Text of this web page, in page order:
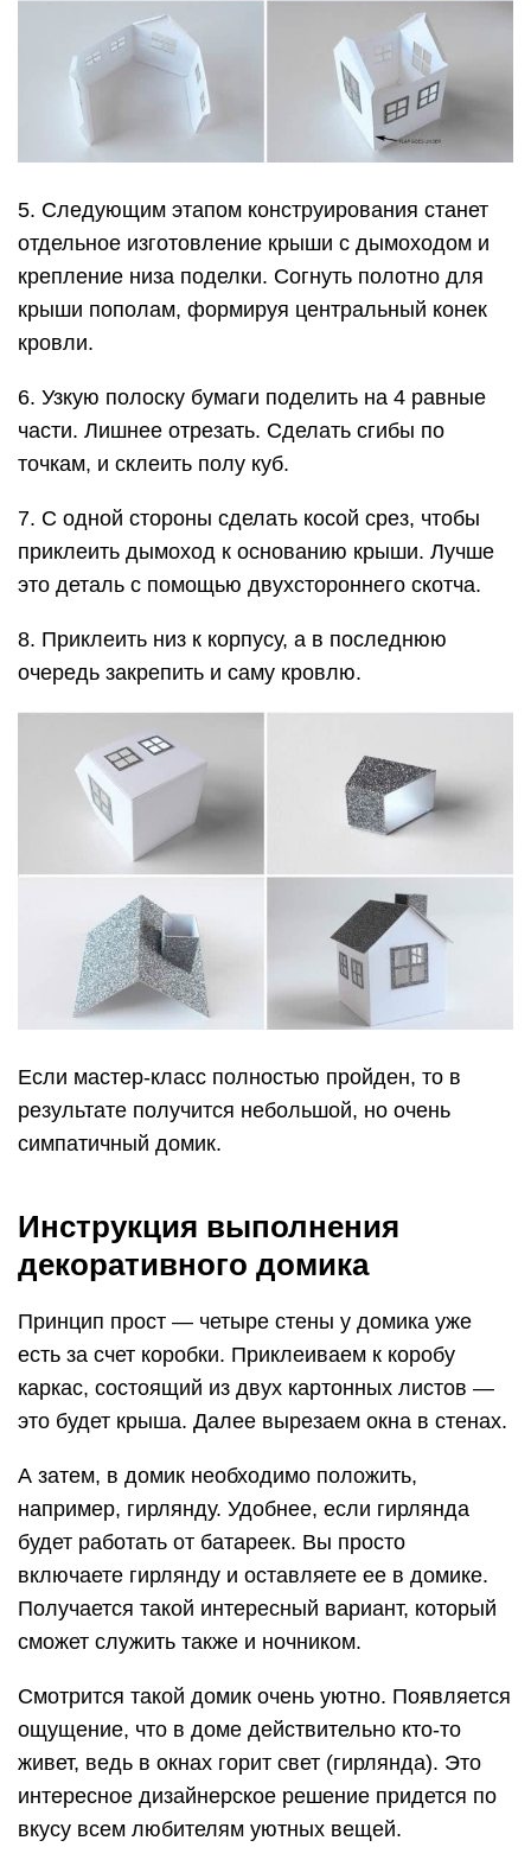
5. Следующим этапом конструирования станет
отдельное изготовление крыши с дымоходом и
крепление низа поделки. Согнуть полотно для
крыши пополам, формируя центральный конек
кровли.
6. Узкую полоску бумаги поделить на 4 равные
части. Лишнее отрезать. Сделать сгибы по
точкам, и склеить полу куб.
7. С одной стороны сделать косой срез, чтобы
приклеить дымоход к основанию крыши. Лучше
это деталь с помощью двухстороннего скотча.
8. Приклеить низ к корпусу, а в последнюю
очередь закрепить и саму кровлю.
Если мастер-класс полностью пройден, то в
результате получится небольшой, но очень
симпатичный домик.
Инструкция выполнения
декоративного домика
Принцип прост — четыре стены у домика уже
есть за счет коробки. Приклеиваем к коробу
каркас, состоящий из двух картонных листов —
это будет крыша. Далее вырезаем окна в стенах.
А затем, в домик необходимо положить,
например, гирлянду. Удобнее, если гирлянда
будет работать от батареек. Вы просто
включаете гирлянду и оставляете ее в домике.
Получается такой интересный вариант, который
сможет служить также и ночником.
Смотрится такой домик очень уютно. Появляется
ощущение, что в доме действительно кто-то
живет, ведь в окнах горит свет (гирлянда). Это
интересное дизайнерское решение придется по
вкусу всем любителям уютных вещей.